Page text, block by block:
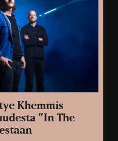
Khemmis
”In The